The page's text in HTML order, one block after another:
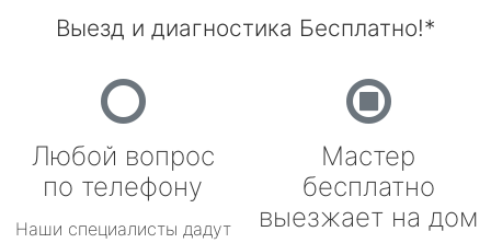
Выезд и диагностика Бесплатно!*
Любой вопрос
по телефону
Наши специалисты дадут
Мастер
бесплатно
выезжает на дом